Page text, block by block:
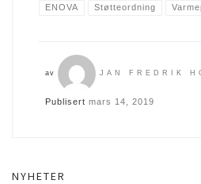
ENOVA Støtteordning
av JAN FREDRIK
Publisertmars 14, 2019
NYHETER